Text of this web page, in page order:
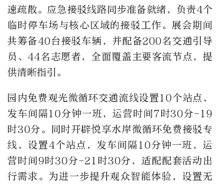
速疏散。应急接驳线路同步准备就绪，负责4个
临时停车场与核心区域的接驳工作。展会期间
共筹备40台接驳车辆，并配备200名交通引导
员、44名志愿者，全面覆盖主要客流节点，提
供清晰指引。
园内免费观光微循环交通流线设置10个站点，
发车间隔10分钟一班，运营时间7时30分-19
时30分。同时开辟悦享水岸微循环免费接驳专
线，设置4个站点，发车间隔10分钟一班，运
营时间9时30分-21时30分，适配配套活动出
行需求。为进一步提升观众智能体验，设置无